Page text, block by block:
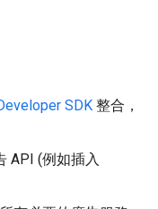
SDK 整合，
API (例如插入